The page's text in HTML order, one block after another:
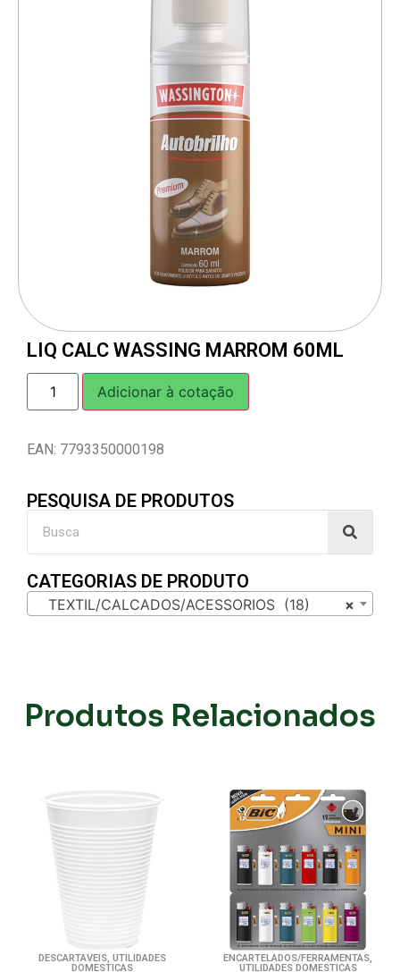
LIQ CALC WASSING MARROM 60ML
Adicionar à cotação
EAN: 7793350000198
PESQUISA DE PRODUTOS
CATEGORIAS DE PRODUTO
×
TEXTIL/CALCADOS/ACESSORIOS (18)
Produtos Relacionados
DESCARTAVEIS, UTILIDADES
DOMESTICAS
ENCARTELADOS/FERRAMENTAS,
UTILIDADES DOMESTICAS